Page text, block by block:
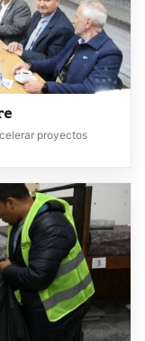
proyectos